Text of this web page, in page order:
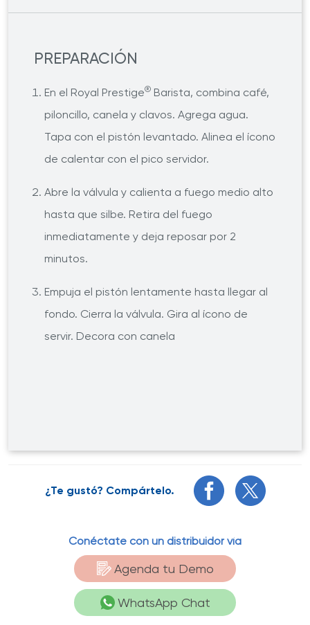
PREPARACIÓN
En el Royal Prestige® Barista, combina café,
piloncillo, canela y clavos. Agrega agua.
Tapa con el pistón levantado. Alinea el ícono
de calentar con el pico servidor.
Abre la válvula y calienta a fuego medio alto
hasta que silbe. Retira del fuego
inmediatamente y deja reposar por 2
minutos.
Empuja el pistón lentamente hasta llegar al
fondo. Cierra la válvula. Gira al ícono de
servir. Decora con canela
¿Te gustó? Compártelo.
Conéctate con un distribuidor vía
Agenda tu Demo
WhatsApp Chat